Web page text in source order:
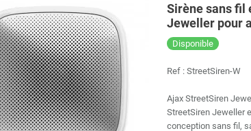
Sirène sans fil
Jeweller pour
Disponible
Ref : StreetSiren-W
Ajax StreetSiren
StreetSiren Jeweller
conception sans fil,